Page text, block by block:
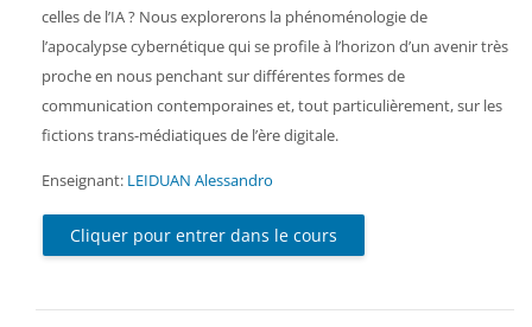
celles de l’IA ? Nous explorerons la phénoménologie de
l’apocalypse cybernétique qui se profile à l’horizon d’un avenir très
proche en nous penchant sur différentes formes de
communication contemporaines et, tout particulièrement, sur les
fictions trans-médiatiques de l’ère digitale.
Enseignant: LEIDUAN Alessandro
Cliquer pour entrer dans le cours